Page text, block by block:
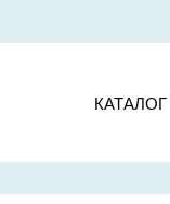
КАТАЛОГ